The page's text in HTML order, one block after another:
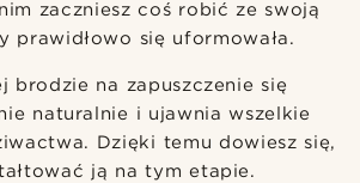
zaczniesz coś robić ze swoją
prawidłowo się uformowała.
brodzie na zapuszczenie się
naturalnie i ujawnia wszelkie
Dzięki temu dowiesz się,
ją na tym etapie.